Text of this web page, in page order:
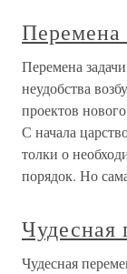
Перемена
Перемена
неудобства
проектов
С начала
толки о
порядок. Но
Чудесная
Чудесная